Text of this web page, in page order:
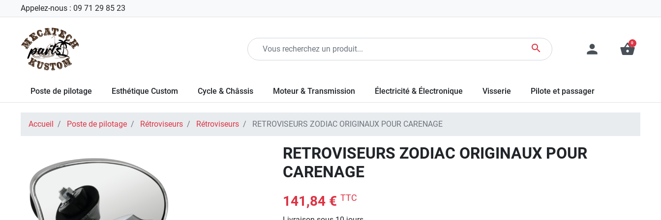
Appelez-nous : 09 71 29 85 23
search person shopping_basket
0
Poste de pilotage Esthétique Custom Cycle & Châssis Moteur & Transmission Électricité & Électronique Visserie Pilote et passager
Accueil Poste de pilotage Rétroviseurs Rétroviseurs RETROVISEURS ZODIAC ORIGINAUX POUR CARENAGE
RETROVISEURS ZODIAC ORIGINAUX POUR
CARENAGE
141,84 €TTC